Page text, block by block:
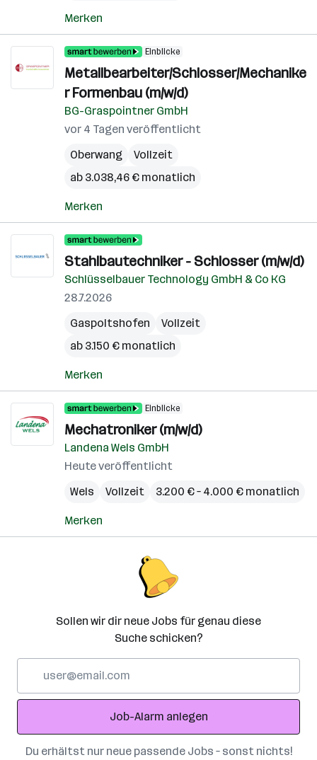
Merken
Einblicke
Metallbearbeiter/Schlosser/Mechanike
r Formenbau (m/w/d)
BG-Graspointner GmbH
vor 4 Tagen veröffentlicht
Oberwang
Vollzeit
ab 3.038,46 € monatlich
Merken
Stahlbautechniker - Schlosser (m/w/d)
Schlüsselbauer Technology GmbH & Co KG
28.7.2026
Gaspoltshofen
Vollzeit
ab 3.150 € monatlich
Merken
Einblicke
Mechatroniker (m/w/d)
Landena Wels GmbH
Heute veröffentlicht
Wels
Vollzeit 3.200 € – 4.000 € monatlich
Merken
Sollen wir dir neue Jobs für genau diese
Suche schicken?
Adresse
Job-Alarm anlegen
Du erhältst nur neue passende Jobs – sonst nichts!